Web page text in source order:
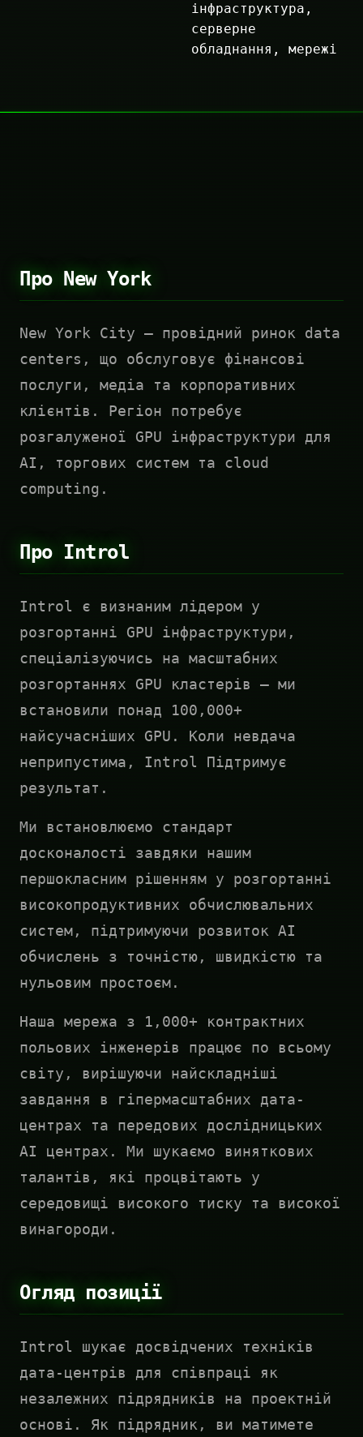
інфраструктура,
серверне
обладнання, мережі
Про New York
New York City — провідний ринок data
centers, що обслуговує фінансові
послуги, медіа та корпоративних
клієнтів. Регіон потребує
розгалуженої GPU інфраструктури для
AI, торгових систем та cloud
computing.
Про Introl
Introl є визнаним лідером у
розгортанні GPU інфраструктури,
спеціалізуючись на масштабних
розгортаннях GPU кластерів — ми
встановили понад 100,000+
найсучасніших GPU. Коли невдача
неприпустима, Introl Підтримує
результат.
Ми встановлюємо стандарт
досконалості завдяки нашим
першокласним рішенням у розгортанні
високопродуктивних обчислювальних
систем, підтримуючи розвиток AI
обчислень з точністю, швидкістю та
нульовим простоєм.
Наша мережа з 1,000+ контрактних
польових інженерів працює по всьому
світу, вирішуючи найскладніші
завдання в гіпермасштабних дата-
центрах та передових дослідницьких
AI центрах. Ми шукаємо виняткових
талантів, які процвітають у
середовищі високого тиску та високої
винагороди.
Огляд позиції
Introl шукає досвідчених техніків
дата-центрів для співпраці як
незалежних підрядників на проектній
основі. Як підрядник, ви матимете